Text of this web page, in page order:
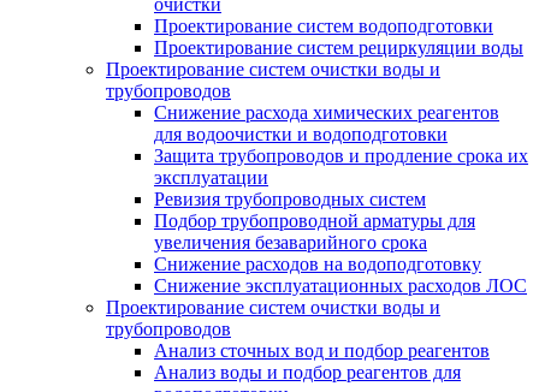
очистки
Проектирование систем водоподготовки
Проектирование систем рециркуляции воды
Проектирование систем очистки воды и
трубопроводов
Снижение расхода химических реагентов
для водоочистки и водоподготовки
Защита трубопроводов и продление срока их
эксплуатации
Ревизия трубопроводных систем
Подбор трубопроводной арматуры для
увеличения безаварийного срока
Снижение расходов на водоподготовку
Снижение эксплуатационных расходов ЛОС
Проектирование систем очистки воды и
трубопроводов
Анализ сточных вод и подбор реагентов
Анализ воды и подбор реагентов для